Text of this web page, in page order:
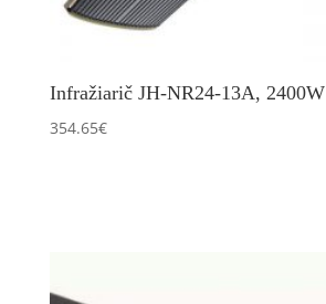
Infražiarič JH-NR24-13A, 2400W
354.65€